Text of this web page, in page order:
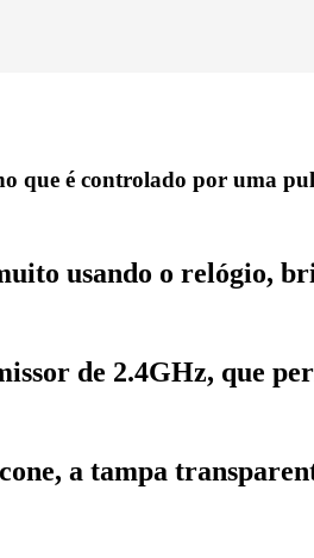
que é controlado por uma
usando o relógio,
de 2.4GHz, que
a tampa